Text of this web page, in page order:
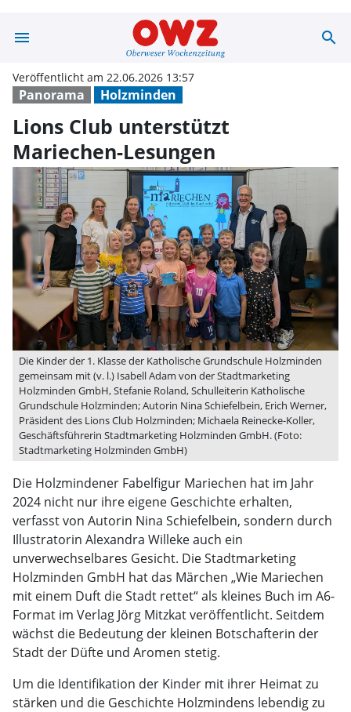
menu Lions Club search
Panorama Holzminden
Veröffentlicht am 22.06.2026 13:57
Lions Club unterstützt
Mariechen-Lesungen
Die Kinder der 1. Klasse der Katholische Grundschule Holzminden
gemeinsam mit (v. l.) Isabell Adam von der Stadtmarketing
Holzminden GmbH, Stefanie Roland, Schulleiterin Katholische
Grundschule Holzminden; Autorin Nina Schiefelbein, Erich Werner,
Präsident des Lions Club Holzminden; Michaela Reinecke-Koller,
Geschäftsführerin Stadtmarketing Holzminden GmbH. (Foto:
Stadtmarketing Holzminden GmbH)
Die Holzmindener Fabelfigur Mariechen hat im Jahr
2024 nicht nur ihre eigene Geschichte erhalten,
verfasst von Autorin Nina Schiefelbein, sondern durch
Illustratorin Alexandra Willeke auch ein
unverwechselbares Gesicht. Die Stadtmarketing
Holzminden GmbH hat das Märchen „Wie Mariechen
mit einem Duft die Stadt rettet“ als kleines Buch im A6-
Format im Verlag Jörg Mitzkat veröffentlicht. Seitdem
wächst die Bedeutung der kleinen Botschafterin der
Stadt der Düfte und Aromen stetig.
Um die Identifikation der Kinder mit ihrer Heimat zu
stärken und die Geschichte Holzmindens lebendig zu